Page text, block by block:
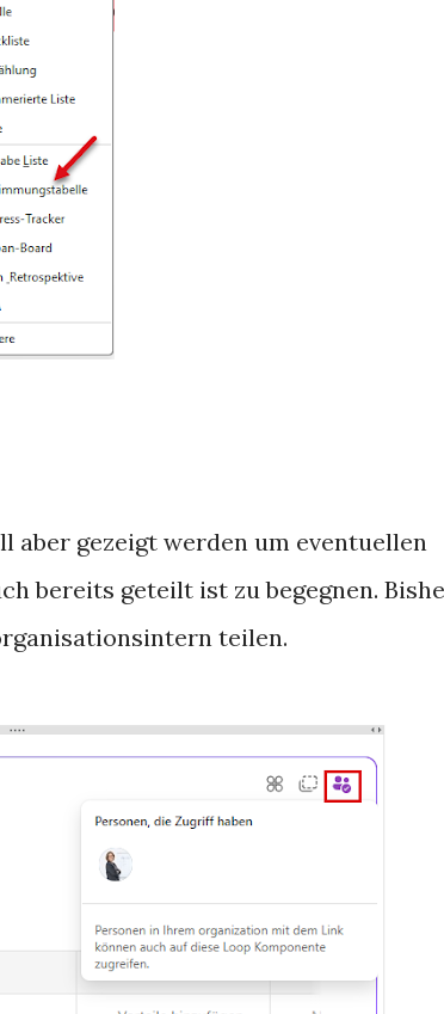
gezeigt werden um eventuellen
bereits geteilt ist zu begegnen.
teilen.